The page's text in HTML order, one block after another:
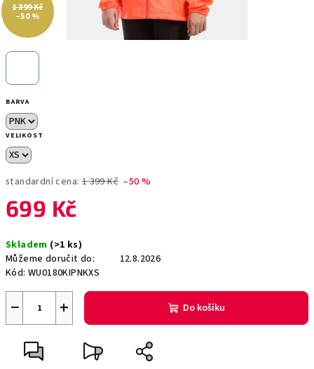
BARVA
VELIKOST
standardní cena: 1 399 Kč –50 %
699 Kč
cena:
Skladem (>1 ks)
Můžeme doručit do:
12.8.2026
Kód: WU0180KIPNKXS
+
− Do košíku
1 399 Kč
–50 %